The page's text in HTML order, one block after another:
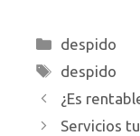
Categorías
despido
Etiquetas
despido
¿Es
Servicios